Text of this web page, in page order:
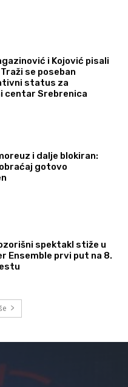
i Kojović pisali
se poseban
status za
centar Srebrenica
i dalje blokiran:
gotovo
spektakl stiže u
Ensemble prvi put na 8.